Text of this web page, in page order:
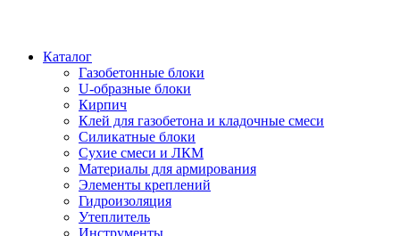
Каталог
Газобетонные блоки
U-образные блоки
Кирпич
Клей для газобетона и кладочные смеси
Силикатные блоки
Сухие смеси и ЛКМ
Материалы для армирования
Элементы креплений
Гидроизоляция
Утеплитель
Инструменты